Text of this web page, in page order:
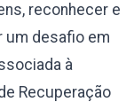
reconhecer e
um desafio em
à
Recuperação